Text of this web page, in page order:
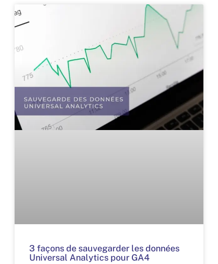
3 façons de sauvegarder les données
Universal Analytics pour GA4